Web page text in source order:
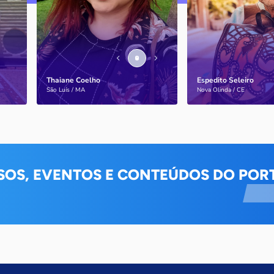
Thaiane Coelho
São Luís / MA
melhorar a qualidade de vida
de pessoas com a doença
Saiba mais
Espedito Seleiro
Nova Olinda / CE
até em exposições
internacionais
Saiba mais
EVENTOS E CONTEÚDOS DO